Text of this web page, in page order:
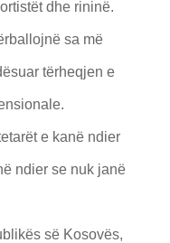
dhe rininë.
sa më
tërheqjen e
e kanë ndier
ndier se nuk janë
së Kosovës,